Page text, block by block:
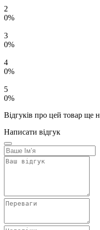
2
0%
3
0%
4
0%
5
0%
Відгуків про цей товар ще
Написати відгук